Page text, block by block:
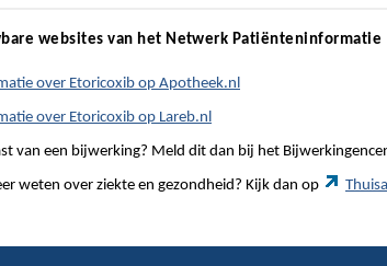
websites van het Netwerk Patiënteninformatie
over Etoricoxib op Apotheek.nl
over Etoricoxib op Lareb.nl
van een bijwerking? Meld dit dan bij het
weten over ziekte en gezondheid? Kijk dan op